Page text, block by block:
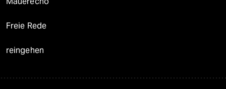
Freie Rede
reingehen